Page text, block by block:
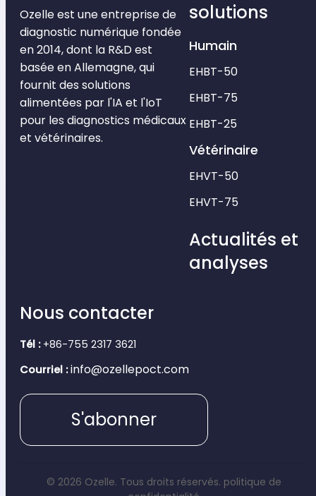
Ozelle est une entreprise de
diagnostic numérique fondée
en 2014, dont la R&D est
basée en Allemagne, qui
fournit des solutions
alimentées par l'IA et l'IoT
pour les diagnostics médicaux
et vétérinaires.
solutions
Humain
EHBT-50
EHBT-75
EHBT-25
Vétérinaire
EHVT-50
EHVT-75
Actualités et
analyses
Nous contacter
Tél :+86-755 2317 3621
Courriel : info@ozellepoct.com
S'abonner
© 2026 Ozelle. Tous droits réservés. politique de